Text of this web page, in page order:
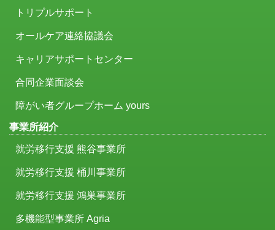
トリプルサポート
オールケア連絡協議会
キャリアサポートセンター
合同企業面談会
障がい者グループホーム yours
事業所紹介
就労移行支援 熊谷事業所
就労移行支援 桶川事業所
就労移行支援 鴻巣事業所
多機能型事業所 Agria